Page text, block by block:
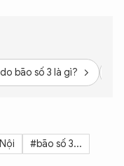
bão số 3 là gì?
#bão số 3...